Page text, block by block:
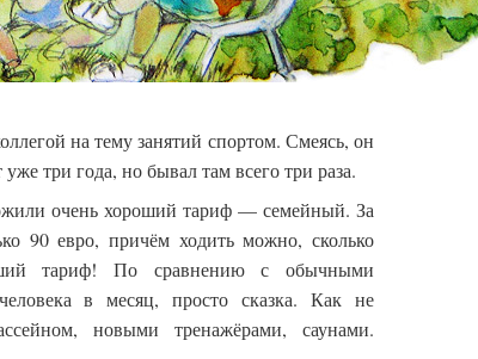
на тему занятий спортом. Смеясь, он
три года, но бывал там всего три раза.
очень хороший тариф — семейный. За
90 евро, причём ходить можно, сколько
тариф! По сравнению с обычными
в месяц, просто сказка. Как не
новыми тренажёрами, саунами.